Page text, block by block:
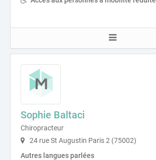
Sophie Baltaci
Chiropracteur
24 rue St Augustin Paris 2 (75002)
Autres langues parlées